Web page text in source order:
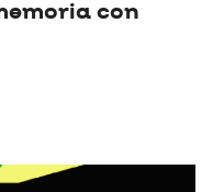
con